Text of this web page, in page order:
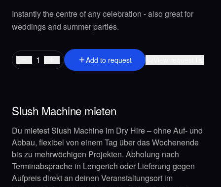
Instantly the centre of any celebration - also great for
weddings and summer parties.
1 Add to request
Slush Machine mieten
Du mietest Slush Machine im Dry Hire – ohne Auf- und
Abbau, flexibel von einem Tag über das Wochenende
bis zu mehrwöchigen Projekten. Abholung nach
Terminabsprache in Lengerich oder Lieferung gegen
Aufpreis direkt an deinen Veranstaltungsort im